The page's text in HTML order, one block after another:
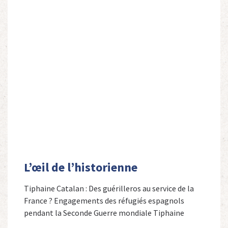
L’œil de l’historienne
Tiphaine Catalan : Des guérilleros au service de la
France ? Engagements des réfugiés espagnols
pendant la Seconde Guerre mondiale Tiphaine